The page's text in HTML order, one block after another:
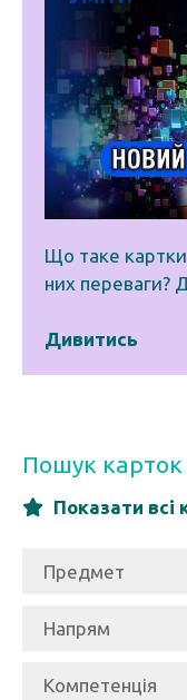
Що таке картки
них переваги?
Дивитись
Пошук карток
Показати всі